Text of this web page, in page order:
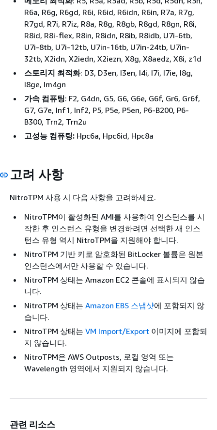
R6a, R6g, R6gd, R6i, R6id, R6idn, R6in, R7a, R7g,
R7gd, R7i, R7iz, R8a, R8g, R8gb, R8gd, R8gn, R8i,
R8id, R8i-flex, R8in, R8idn, R8ib, R8idb, U7i-6tb,
U7i-8tb, U7i-12tb, U7in-16tb, U7in-24tb, U7in-
32tb, X2idn, X2iedn, X2iezn, X8g, X8aedz, X8i, z1d
스토리지 최적화: D3, D3en, I3en, I4i, I7i, I7ie, I8g,
I8ge, Im4gn
가속 컴퓨팅: F2, G4dn, G5, G6, G6e, G6f, Gr6, Gr6f,
G7, G7e, Inf1, Inf2, P5, P5e, P5en, P6-B200, P6-
B300, Trn2, Trn2u
고성능 컴퓨팅: Hpc6a, Hpc6id, Hpc8a
고려 사항
NitroTPM 사용 시 다음 사항을 고려하세요.
NitroTPM이 활성화된 AMI를 사용하여 인스턴스를 시
작한 후 인스턴스 유형을 변경하려면 선택한 새 인스
턴스 유형 역시 NitroTPM을 지원해야 합니다.
NitroTPM 기반 키로 암호화된 BitLocker 볼륨은 원본
인스턴스에서만 사용할 수 있습니다.
NitroTPM 상태는 Amazon EC2 콘솔에 표시되지 않습
니다.
NitroTPM 상태는 Amazon EBS 스냅샷에 포함되지 않
습니다.
NitroTPM 상태는 VM Import/Export 이미지에 포함되
지 않습니다.
NitroTPM은 AWS Outposts, 로컬 영역 또는
Wavelength 영역에서 지원되지 않습니다.
관련 리소스